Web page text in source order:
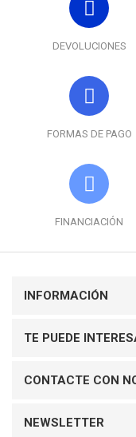
DEVOLUCIONES
FORMAS DE PAGO
FINANCIACIÓN
INFORMACIÓN
TE PUEDE
CONTACTE CON
NEWSLETTER